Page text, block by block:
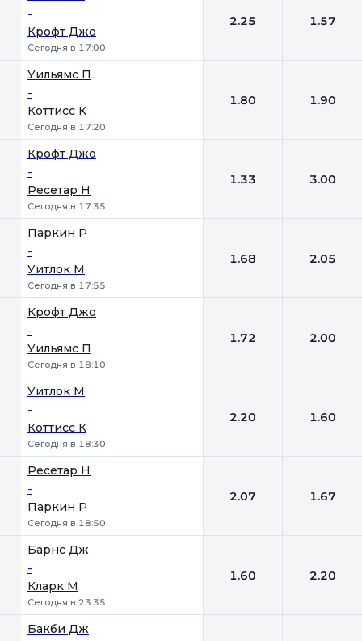
-
Крофт Джо
Сегодня в 17:00
2.25 1.57
Уильямс П
-
Коттисс К
Сегодня в 17:20
1.80 1.90
Крофт Джо
-
Ресетар Н
Сегодня в 17:35
1.33 3.00
Паркин Р
-
Уитлок М
Сегодня в 17:55
1.68 2.05
Крофт Джо
-
Уильямс П
Сегодня в 18:10
1.72 2.00
Уитлок М
-
Коттисс К
Сегодня в 18:30
2.20 1.60
Ресетар Н
-
Паркин Р
Сегодня в 18:50
2.07 1.67
Барнс Дж
-
Кларк М
Сегодня в 23:35
1.60 2.20
Бакби Дж